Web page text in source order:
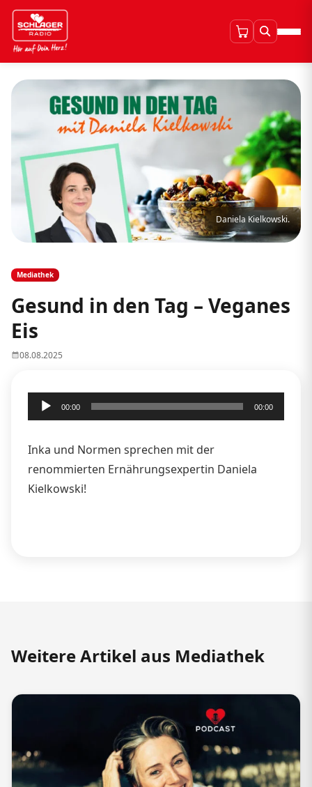
Daniela Kielkowski.
Mediathek
Gesund in den Tag – Veganes
Eis
08.08.2025
Audio-
Player
00:00 00:00
Inka und Normen sprechen mit der
renommierten Ernährungsexpertin Daniela
Kielkowski!
Weitere Artikel aus Mediathek